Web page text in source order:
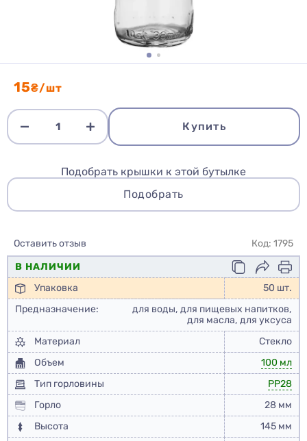
15₴/шт
Купить
Подобрать крышки к этой бутылке
Подобрать
Оставить отзыв
Код: 1795
В НАЛИЧИИ
Упаковка
50 шт.
Предназначение:
для воды, для пищевых напитков,
для масла, для уксуса
Материал
Стекло
Объем
100 мл
Тип горловины
PP28
Горло
28 мм
Высота
145 мм